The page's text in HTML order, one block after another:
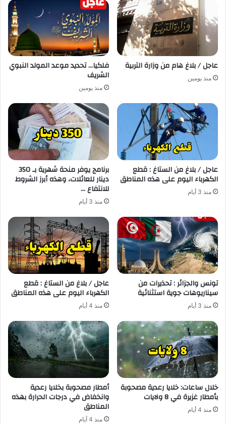
عاجل / بلاغ هام من وزارة التربية
منذ يومين
فلكيا… تحديد موعد المولد النبوي
الشريف
منذ يومين
عاجل / بلاغ من الستاغ : قطع
الكهرباء اليوم على هذه المناطق
منذ 3 أيام
برنامج يوفر منحة شهرية بـ 350
دينار للعائلات، وهذه أبرز الشروط
للانتفاع …
منذ 3 أيام
تونس والجزائر : تحذيرات من
سيناريوهات جوية استثنائية
منذ 3 أيام
عاجل / بلاغ من الستاغ : قطع
الكهرباء اليوم على هذه المناطق
منذ 4 أيام
خلال ساعات: خلايا رعدية مصحوبة
بأمطار غزيرة في 8 ولايات
منذ 4 أيام
أمطار مصحوبة بخلايا رعدية
وانخفاض في درجات الحرارة بهذه
المناطق
منذ 4 أيام